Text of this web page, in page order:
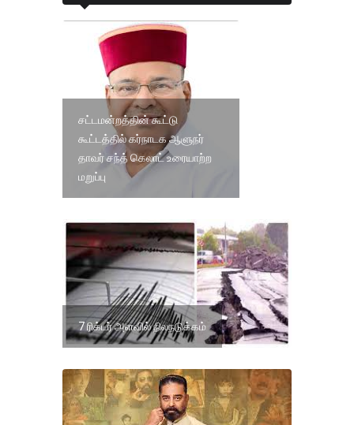
சட்டமன்றத்தின் கூட்டு
கூட்டத்தில் கர்நாடக ஆளுநர்
தாவர் சந்த் கெலாட் உரையாற்ற
மறுப்பு
7 ரிக்டர் அளவில் நிலநடுக்கம்